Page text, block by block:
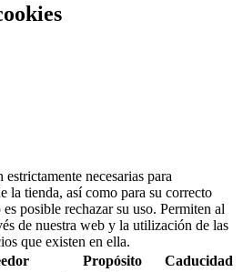
necesarias para
la tienda, así como para su correcto
posible rechazar su uso. Permiten al
de nuestra web y la utilización de las
que existen en ella.
Propósito Caducidad